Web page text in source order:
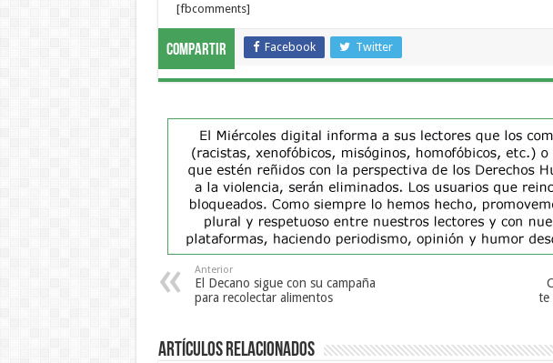
[fbcomments]
Compartir Facebook Twitter
Anterior
El Decano sigue con su campaña
para recolectar alimentos
te
Artículos Relacionados